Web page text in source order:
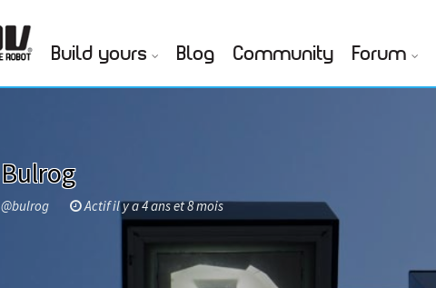
Build yours Blog Community Forum
Bulrog
@bulrog Actif il y a 4 ans et 8 mois